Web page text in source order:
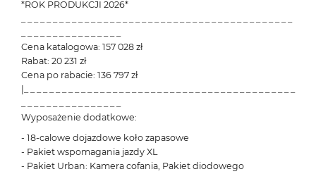
*ROK PRODUKCJI 2026*
Cena katalogowa: 157 028 zł
Rabat: 20 231 zł
Cena po rabacie: 136 797 zł
Wyposażenie dodatkowe:
- 18-calowe dojazdowe koło zapasowe
- Pakiet wspomagania jazdy XL
- Pakiet Urban: Kamera cofania, Pakiet diodowego